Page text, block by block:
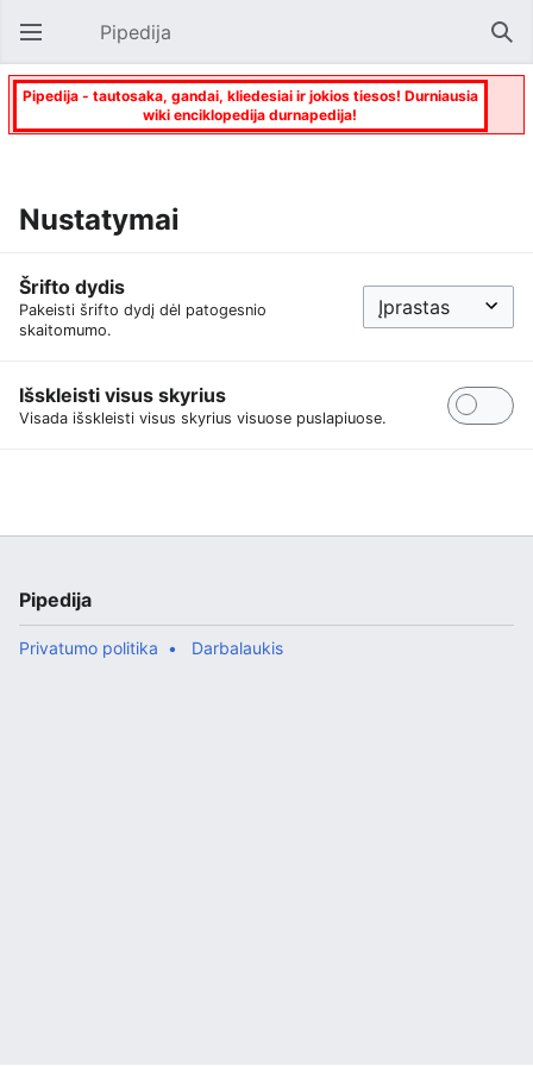
Atverti pagrindinį meniu Pipedija
Pipedija - tautosaka, gandai, kliedesiai ir jokios tiesos! Durniausia
wiki enciklopedija durnapedija!
Nustatymai
Šrifto dydis
Pakeisti šrifto dydį dėl patogesnio
skaitomumo.
Išskleisti visus skyrius
Visada išskleisti visus skyrius visuose puslapiuose.
Pipedija
Privatumo politika Darbalaukis